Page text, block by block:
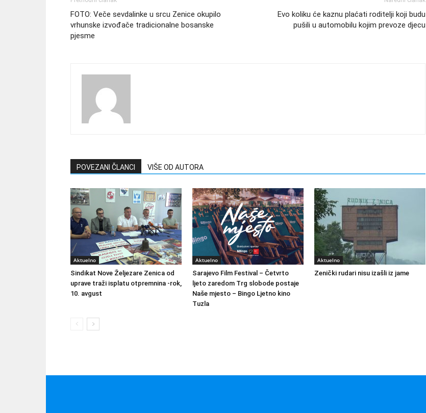
FOTO: Veče sevdalinke u srcu Zenice okupilo
vrhunske izvođače tradicionalne bosanske
pjesme
Evo koliku će kaznu plaćati roditelji koji budu
pušili u automobilu kojim prevoze djecu
POVEZANI ČLANCI VIŠE OD AUTORA
Aktuelno
Sindikat Nove Željezare Zenica od
uprave traži isplatu otpremnina -rok,
10. avgust
Aktuelno
Sarajevo Film Festival – Četvrto
ljeto zaredom Trg slobode postaje
Naše mjesto – Bingo Ljetno kino
Tuzla
Aktuelno
Zenički rudari nisu izašli iz jame